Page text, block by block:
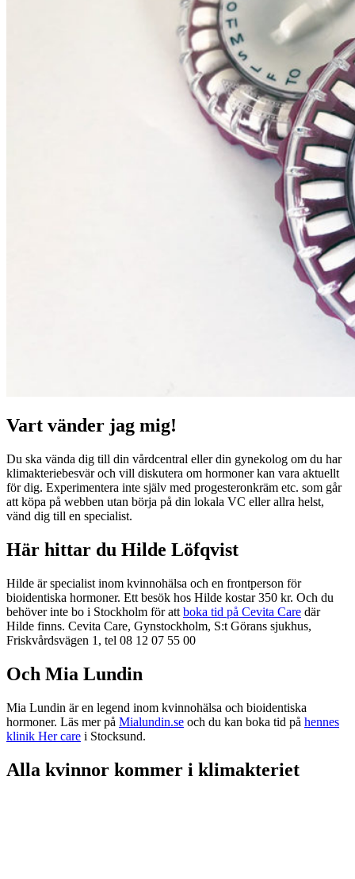
Vart vänder jag mig!
Du ska vända dig till din vårdcentral eller din gynekolog om du har
klimakteriebesvär och vill diskutera om hormoner kan vara aktuellt
för dig. Experimentera inte själv med progesteronkräm etc. som går
att köpa på webben utan börja på din lokala VC eller allra helst,
vänd dig till en specialist.
Här hittar du Hilde Löfqvist
Hilde är specialist inom kvinnohälsa och en frontperson för
bioidentiska hormoner. Ett besök hos Hilde kostar 350 kr. Och du
behöver inte bo i Stockholm för att boka tid på Cevita Care där
Hilde finns. Cevita Care, Gynstockholm, S:t Görans sjukhus,
Friskvårdsvägen 1, tel 08 12 07 55 00
Och Mia Lundin
Mia Lundin är en legend inom kvinnohälsa och bioidentiska
hormoner. Läs mer på Mialundin.se och du kan boka tid på hennes
klinik Her care i Stocksund.
Alla kvinnor kommer i klimakteriet